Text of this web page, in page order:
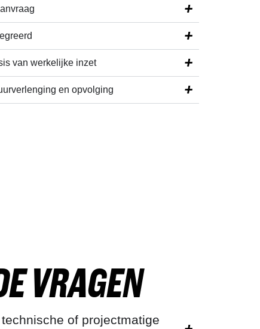
van werkelijke inzet
en opvolging
VRAGEN
of projectmatige